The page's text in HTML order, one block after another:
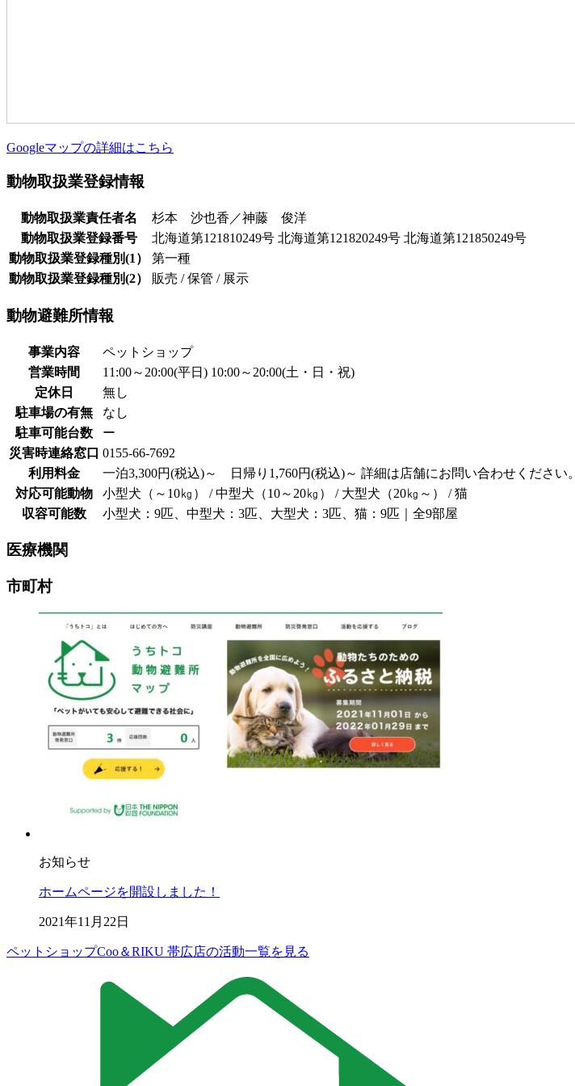
Googleマップの詳細はこちら
動物取扱業登録情報
動物取扱業責任者名
杉本 沙也香／神藤 俊洋
動物取扱業登録番号
北海道第121810249号 北海道第121820249号 北海道第121850249号
動物取扱業登録種別(1）
第一種
動物取扱業登録種別(2）
販売 / 保管 / 展示
動物避難所情報
事業内容
ペットショップ
営業時間
11:00～20:00(平日) 10:00～20:00(土・日・祝)
定休日
無し
駐車場の有無
なし
駐車可能台数
ー
災害時連絡窓口 0155-66-7692
利用料金
一泊3,300円(税込)～ 日帰り1,760円(税込)～ 詳細は店舗にお問い合わせください。
対応可能動物
小型犬（～10㎏） / 中型犬（10～20㎏） / 大型犬（20㎏～） / 猫
収容可能数
小型犬：9匹、中型犬：3匹、大型犬：3匹、猫：9匹｜全9部屋
医療機関
市町村
お知らせ
ホームページを開設しました！
2021年11月22日
ペットショップCoo＆RIKU 帯広店の活動一覧を見る